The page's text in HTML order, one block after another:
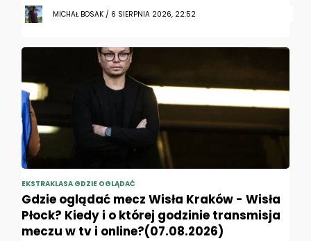
MICHAŁ BOSAK / 6 SIERPNIA 2026, 22:52
EKSTRAKLASA GDZIE OGLĄDAĆ
Gdzie oglądać mecz Wisła Kraków - Wisła
Płock? Kiedy i o której godzinie transmisja
meczu w tv i online?(07.08.2026)